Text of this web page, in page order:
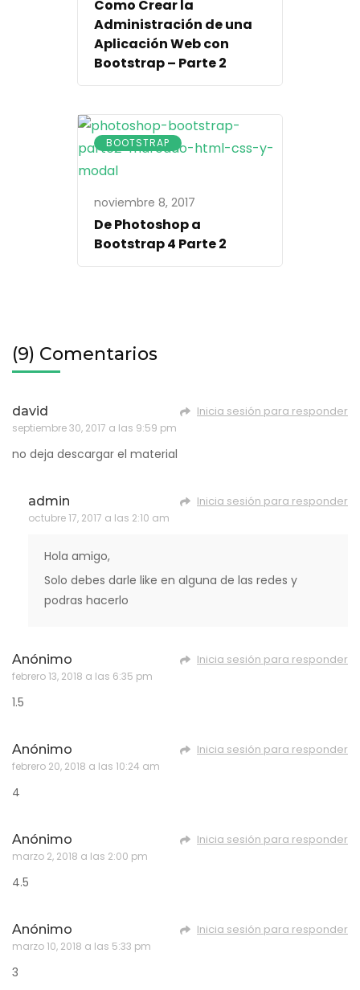
Como Crear la
Administración de una
Aplicación Web con
Bootstrap – Parte 2
BOOTSTRAP
noviembre 8, 2017
De Photoshop a
Bootstrap 4 Parte 2
(9) Comentarios
david
septiembre 30, 2017 a las 9:59 pm
Inicia sesión para responder
no deja descargar el material
admin
octubre 17, 2017 a las 2:10 am
Inicia sesión para responder
Hola amigo,
Solo debes darle like en alguna de las redes y
podras hacerlo
Anónimo
febrero 13, 2018 a las 6:35 pm
Inicia sesión para responder
1.5
Anónimo
febrero 20, 2018 a las 10:24 am
Inicia sesión para responder
4
Anónimo
marzo 2, 2018 a las 2:00 pm
Inicia sesión para responder
4.5
Anónimo
marzo 10, 2018 a las 5:33 pm
Inicia sesión para responder
3